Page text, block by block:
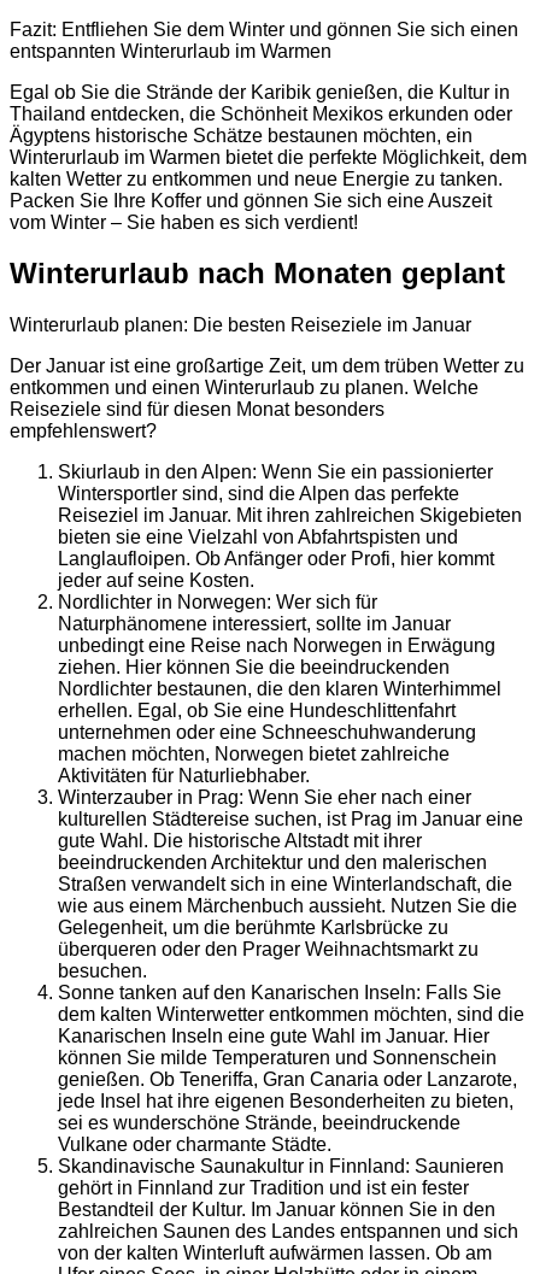
Fazit: Entfliehen Sie dem Winter und gönnen Sie sich einen
entspannten Winterurlaub im Warmen
Egal ob Sie die Strände der Karibik genießen, die Kultur in
Thailand entdecken, die Schönheit Mexikos erkunden oder
Ägyptens historische Schätze bestaunen möchten, ein
Winterurlaub im Warmen bietet die perfekte Möglichkeit, dem
kalten Wetter zu entkommen und neue Energie zu tanken.
Packen Sie Ihre Koffer und gönnen Sie sich eine Auszeit
vom Winter – Sie haben es sich verdient!
Winterurlaub nach Monaten geplant
Winterurlaub planen: Die besten Reiseziele im Januar
Der Januar ist eine großartige Zeit, um dem trüben Wetter zu
entkommen und einen Winterurlaub zu planen. Welche
Reiseziele sind für diesen Monat besonders
empfehlenswert?
Skiurlaub in den Alpen: Wenn Sie ein passionierter
Wintersportler sind, sind die Alpen das perfekte
Reiseziel im Januar. Mit ihren zahlreichen Skigebieten
bieten sie eine Vielzahl von Abfahrtspisten und
Langlaufloipen. Ob Anfänger oder Profi, hier kommt
jeder auf seine Kosten.
Nordlichter in Norwegen: Wer sich für
Naturphänomene interessiert, sollte im Januar
unbedingt eine Reise nach Norwegen in Erwägung
ziehen. Hier können Sie die beeindruckenden
Nordlichter bestaunen, die den klaren Winterhimmel
erhellen. Egal, ob Sie eine Hundeschlittenfahrt
unternehmen oder eine Schneeschuhwanderung
machen möchten, Norwegen bietet zahlreiche
Aktivitäten für Naturliebhaber.
Winterzauber in Prag: Wenn Sie eher nach einer
kulturellen Städtereise suchen, ist Prag im Januar eine
gute Wahl. Die historische Altstadt mit ihrer
beeindruckenden Architektur und den malerischen
Straßen verwandelt sich in eine Winterlandschaft, die
wie aus einem Märchenbuch aussieht. Nutzen Sie die
Gelegenheit, um die berühmte Karlsbrücke zu
überqueren oder den Prager Weihnachtsmarkt zu
besuchen.
Sonne tanken auf den Kanarischen Inseln: Falls Sie
dem kalten Winterwetter entkommen möchten, sind die
Kanarischen Inseln eine gute Wahl im Januar. Hier
können Sie milde Temperaturen und Sonnenschein
genießen. Ob Teneriffa, Gran Canaria oder Lanzarote,
jede Insel hat ihre eigenen Besonderheiten zu bieten,
sei es wunderschöne Strände, beeindruckende
Vulkane oder charmante Städte.
Skandinavische Saunakultur in Finnland: Saunieren
gehört in Finnland zur Tradition und ist ein fester
Bestandteil der Kultur. Im Januar können Sie in den
zahlreichen Saunen des Landes entspannen und sich
von der kalten Winterluft aufwärmen lassen. Ob am